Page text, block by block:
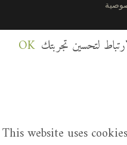
لتحسين تجربتك OK
This website uses